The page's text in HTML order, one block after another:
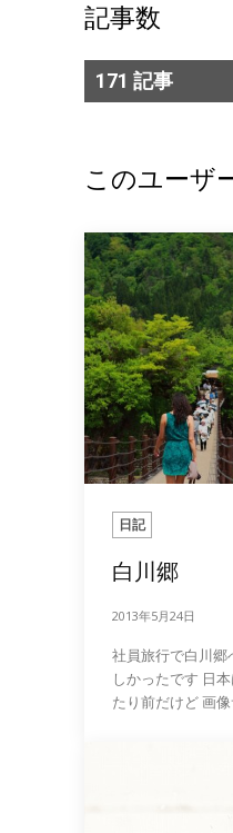
記事数
171 記事
このユーザ
日記
白川郷
2013年5月24日
社員旅行で白川郷へ 観光地らしい観光地は京都
しかったです 日本はどこ行っても日本語通じるんだ 当
たり前だ